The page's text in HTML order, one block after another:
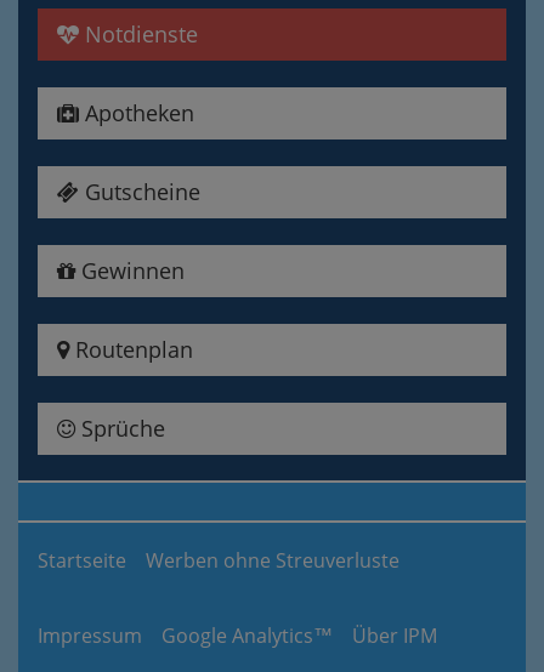
Notdienste
Apotheken
Gutscheine
Gewinnen
Routenplan
Sprüche
Startseite Werben ohne Streuverluste
Impressum Google Analytics™ Über IPM